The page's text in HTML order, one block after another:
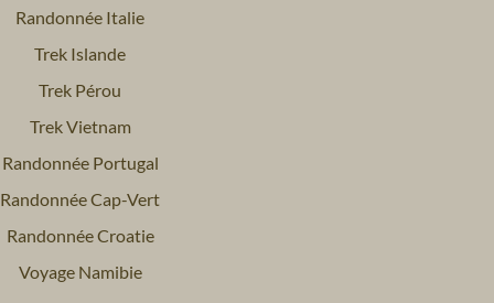
Randonnée Italie
Trek Islande
Trek Pérou
Trek Vietnam
Randonnée Portugal
Randonnée Cap-Vert
Randonnée Croatie
Voyage Namibie